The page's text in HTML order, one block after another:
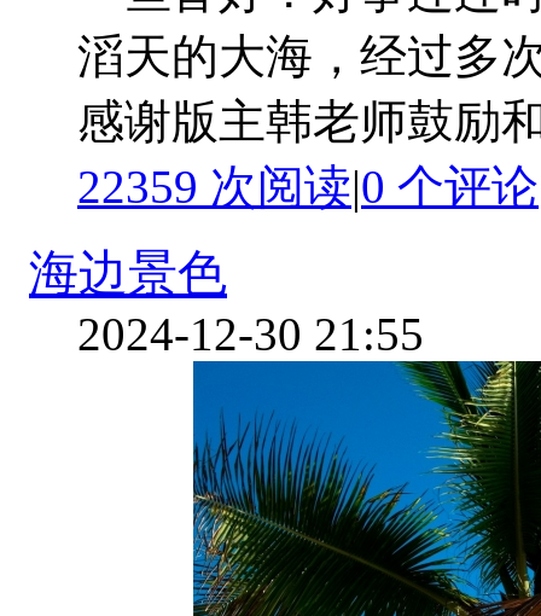
滔天的大海，经过多
感谢版主韩老师鼓励
22359 次阅读|0 个评论
海边景色
2024-12-30 21:55